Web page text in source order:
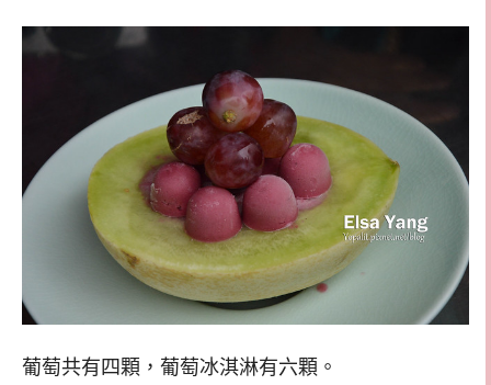
葡萄共有四顆，葡萄冰淇淋有六顆。